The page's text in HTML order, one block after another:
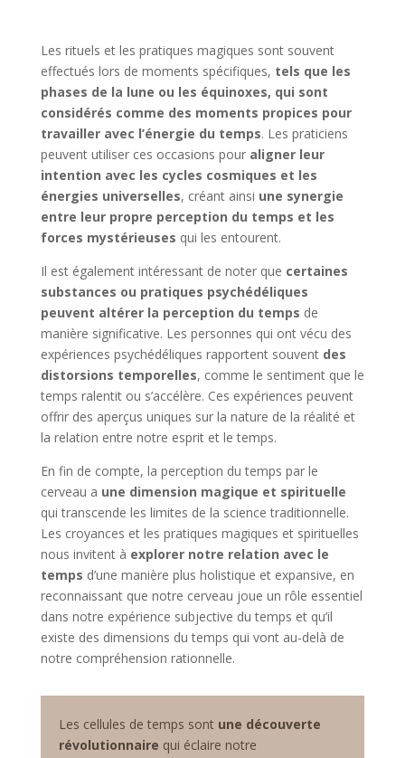
Les rituels et les pratiques magiques sont souvent
effectués lors de moments spécifiques, tels que les
phases de la lune ou les équinoxes, qui sont
considérés comme des moments propices pour
travailler avec l’énergie du temps. Les praticiens
peuvent utiliser ces occasions pour aligner leur
intention avec les cycles cosmiques et les
énergies universelles, créant ainsi une synergie
entre leur propre perception du temps et les
forces mystérieuses qui les entourent.
Il est également intéressant de noter que certaines
substances ou pratiques psychédéliques
peuvent altérer la perception du temps de
manière significative. Les personnes qui ont vécu des
expériences psychédéliques rapportent souvent des
distorsions temporelles, comme le sentiment que le
temps ralentit ou s’accélère. Ces expériences peuvent
offrir des aperçus uniques sur la nature de la réalité et
la relation entre notre esprit et le temps.
En fin de compte, la perception du temps par le
cerveau a une dimension magique et spirituelle
qui transcende les limites de la science traditionnelle.
Les croyances et les pratiques magiques et spirituelles
nous invitent à explorer notre relation avec le
temps d’une manière plus holistique et expansive, en
reconnaissant que notre cerveau joue un rôle essentiel
dans notre expérience subjective du temps et qu’il
existe des dimensions du temps qui vont au-delà de
notre compréhension rationnelle.
Les cellules de temps sontune découverte
révolutionnaire qui éclaire notre